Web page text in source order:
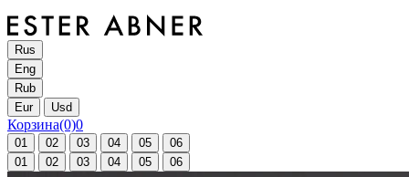
Rus
Eng
Rub
Eur
Usd
Корзина(0)0
01 02 03 04 05
06
01
02 03 04 05 06